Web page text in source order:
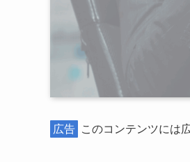
広告 このコンテンツには